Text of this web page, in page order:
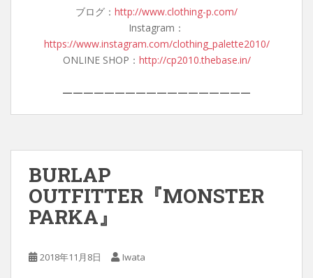
ブログ： http://www.clothing-p.com/
Instagram：
https://www.instagram.com/clothing_palette2010/
ONLINE SHOP： http://cp2010.thebase.in/
——————————————————
BURLAP
OUTFITTER『MONSTER
PARKA』
2018年11月8日 Iwata